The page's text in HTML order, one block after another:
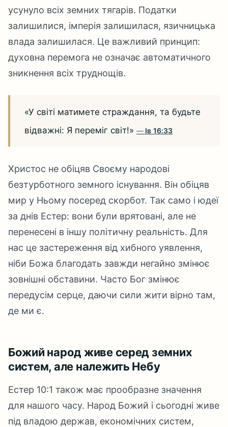
усунуло всіх земних тягарів. Податки
залишилися, імперія залишилася, язичницька
влада залишилася. Це важливий принцип:
духовна перемога не означає автоматичного
зникнення всіх труднощів.
«У світі матимете страждання, та будьте
відважні: Я переміг світ!»
Ів 16:33
Христос не обіцяв Своєму народові
безтурботного земного існування. Він обіцяв
мир у Ньому посеред скорбот. Так само і юдеї
за днів Естер: вони були врятовані, але не
перенесені в іншу політичну реальність. Для
нас це застереження від хибного уявлення,
ніби Божа благодать завжди негайно змінює
зовнішні обставини. Часто Бог змінює
передусім серце, даючи сили жити вірно там,
де ми є.
Божий народ живе серед земних
систем, але належить Небу
Естер 10:1 також має прообразне значення
для нашого часу. Народ Божий і сьогодні живе
під владою держав, економічних систем,